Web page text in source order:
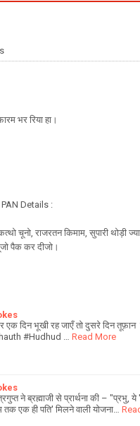
भर रिया हा।
Details :
चूनो, राजरतन किमाम, सुपारी थोड़ी
पैक कर दीजो।
एक दिन भूखी रह जाएँ तो दुसरे दिन तूफ़ान
‪#‎Hudhud‬ … Read More
ने ब्रह्माजी से प्रार्थना की – "प्रभु,
एक ही पति' मिलने वाली योजना…